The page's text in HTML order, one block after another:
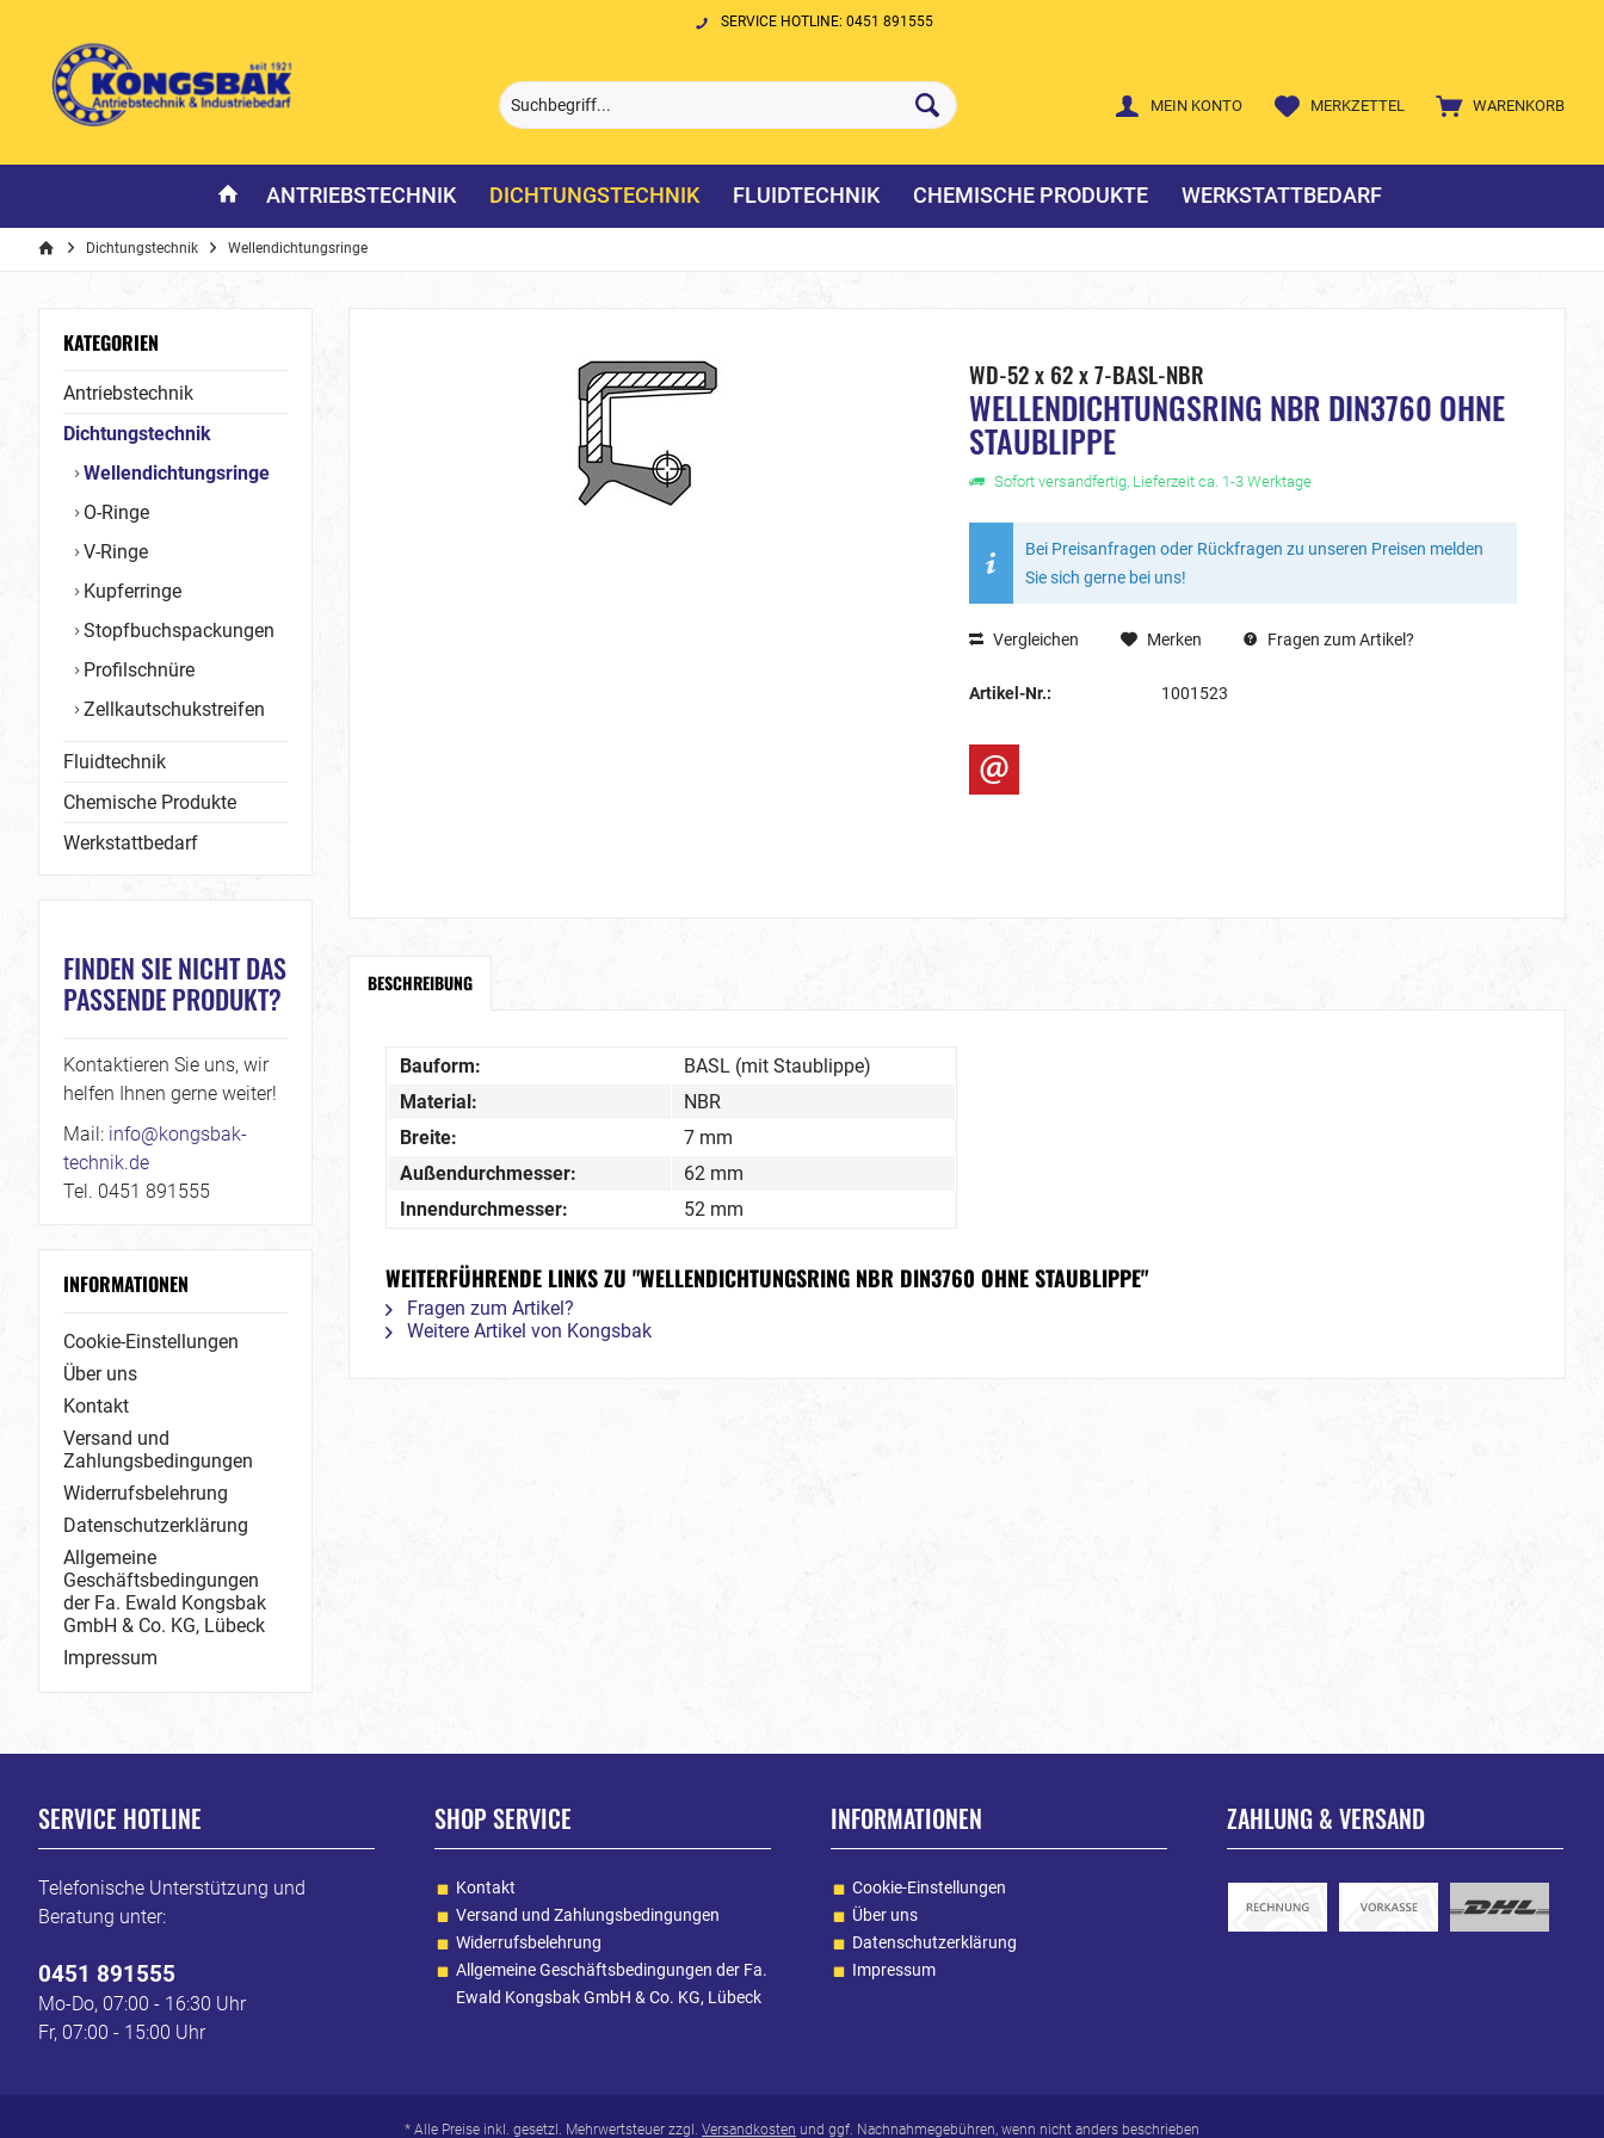
SERVICE HOTLINE: 0451 891555
WARENKORB
MERKZETTEL
MEIN KONTO
ANTRIEBSTECHNIK DICHTUNGSTECHNIK FLUIDTECHNIK CHEMISCHE PRODUKTE WERKSTATTBEDARF
Dichtungstechnik Wellendichtungsringe
KATEGORIEN
Antriebstechnik
Dichtungstechnik
Wellendichtungsringe
O-Ringe
V-Ringe
Kupferringe
Stopfbuchspackungen
Profilschnüre
Zellkautschukstreifen
Fluidtechnik
Chemische Produkte
Werkstattbedarf
FINDEN SIE NICHT DAS
PASSENDE PRODUKT?
Kontaktieren Sie uns, wir
helfen Ihnen gerne weiter!
Mail: info@kongsbak-
technik.de
Tel. 0451 891555
INFORMATIONEN
Cookie-Einstellungen
Über uns
Kontakt
Versand und
Zahlungsbedingungen
Widerrufsbelehrung
Datenschutzerklärung
Allgemeine
Geschäftsbedingungen
der Fa. Ewald Kongsbak
GmbH & Co. KG, Lübeck
Impressum
WD-52 x 62 x 7-BASL-NBR
WELLENDICHTUNGSRING NBR DIN3760 OHNE
STAUBLIPPE
Sofort versandfertig, Lieferzeit ca. 1-3 Werktage
Bei Preisanfragen oder Rückfragen zu unseren Preisen melden
Sie sich gerne bei uns!
Vergleichen Merken Fragen zum Artikel?
Artikel-Nr.: 1001523
BESCHREIBUNG
Bauform:
BASL (mit Staublippe)
Material:
NBR
Breite:
7 mm
Außendurchmesser:
62 mm
Innendurchmesser:
52 mm
WEITERFÜHRENDE LINKS ZU "WELLENDICHTUNGSRING NBR DIN3760 OHNE STAUBLIPPE"
Fragen zum Artikel?
Weitere Artikel von Kongsbak
SERVICE HOTLINE
Telefonische Unterstützung und
Beratung unter:
0451 891555
Mo-Do, 07:00 - 16:30 Uhr
Fr, 07:00 - 15:00 Uhr
SHOP SERVICE
Kontakt
Versand und Zahlungsbedingungen
Widerrufsbelehrung
Allgemeine Geschäftsbedingungen der Fa.
Ewald Kongsbak GmbH & Co. KG, Lübeck
INFORMATIONEN
Cookie-Einstellungen
Über uns
Datenschutzerklärung
Impressum
ZAHLUNG & VERSAND
* Alle Preise inkl. gesetzl. Mehrwertsteuer zzgl. Versandkosten und ggf. Nachnahmegebühren, wenn nicht anders beschrieben